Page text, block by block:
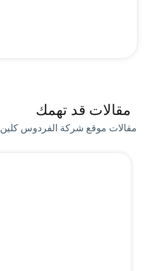
مقالات قد تهمك
مقالات موقع شركة الفردوس كلين